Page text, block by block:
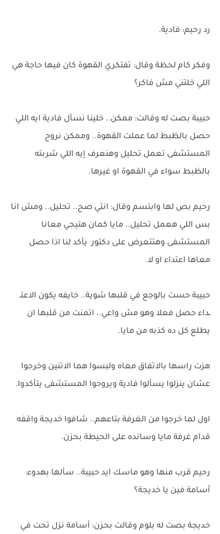
رد رحيم: فادية.
وفكر كام لحظة وقال: تفتكري القهوة كان فيها حاجة هي
اللي خلتني مش فاكر؟
حبيبة بصت له وقالت: ممكن.. خلينا نسأل فادية ايه اللي
حصل بالظبط لما عملت القهوة.. وممكن نروح
المستشفى تعمل تحليل وهنعرف إيه اللي شربته
بالظبط سواء في القهوة او غيرها.
رحيم بص لها وابتسم وقال: انتي صح.. تحليل.. ومش انا
بس اللي هعمل تحليل.. مايا كمان هتيجي معانا
المستشفى وهتتعرض على دكتور يأكد لنا اذا حصل
معاها اعتداء او لا.
حبيبة حست بالوجع في قلبها شوية.. خايفه يكون الاعتـ
ـداء حصل فعلا وهو مش واعي.. اتمنت من قلبها ان
يطلع كل ده كذبه من مايا.
هزت راسها بالاتفاق معاه ولبسوا هما الاتنين وخرجوا
عشان ينزلوا يسألوا فادية ويروحوا المستشفى يتأكدوا.
اول لما خرجوا من الغرفة بتاعهم.. شافوا خديجة واقفه
قدام غرفة مايا وسانده على الحيطة بحزن.
رحيم قرب منها وهو ماسك ايد حبيبة.. سألها بهدوء:
أسامة فين يا خديجة؟
خديجة بصت له بلوم وقالت بحزن: أسامة نزل تحت في